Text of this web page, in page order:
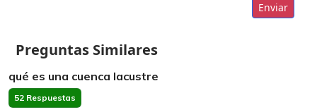
Enviar
Preguntas Similares
qué es una cuenca lacustre
52 Respuestas